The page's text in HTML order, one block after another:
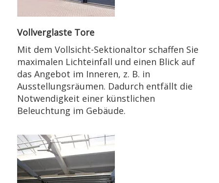
Vollverglaste Tore
Mit dem Vollsicht-Sektionaltor schaffen Sie
maximalen Lichteinfall und einen Blick auf
das Angebot im Inneren, z. B. in
Ausstellungsräumen. Dadurch entfällt die
Notwendigkeit einer künstlichen
Beleuchtung im Gebäude.